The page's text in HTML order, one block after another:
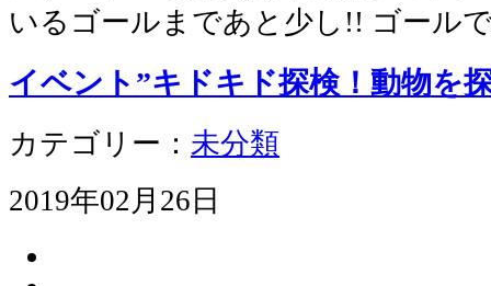
いるゴールまであと少し!! ゴール
イベント”キドキド探検！動物を
カテゴリー： 未分類
2019年02月26日